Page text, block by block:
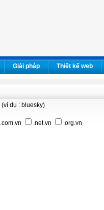
Giải pháp Thiết kế web
(ví dụ : bluesky)
.com.vn .net.vn .org.vn